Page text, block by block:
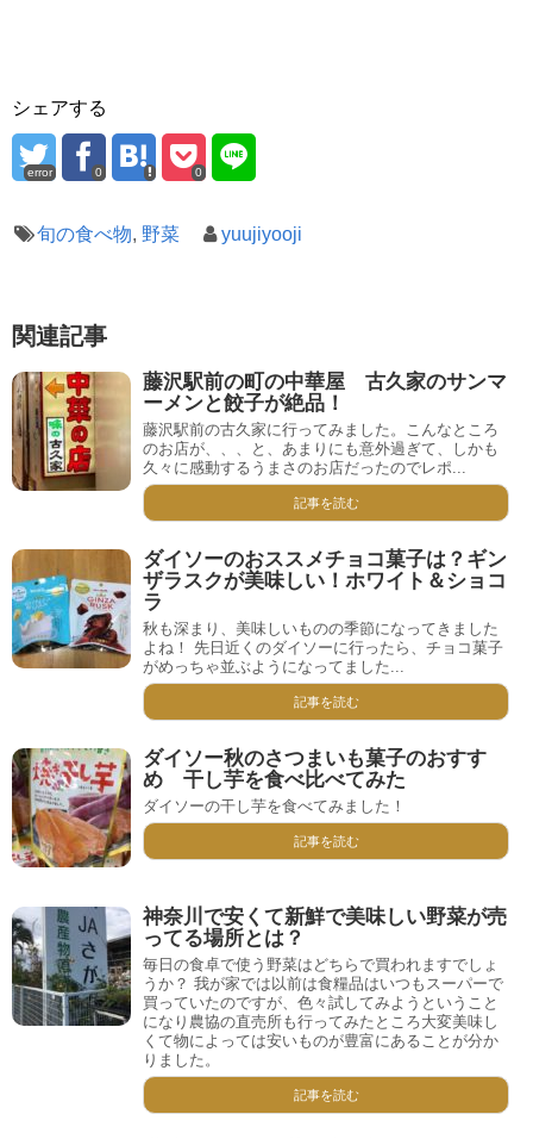
シェアする
error 0 0
旬の食べ物, 野菜 yuujiyooji
関連記事
藤沢駅前の町の中華屋 古久家のサンマ
ーメンと餃子が絶品！
藤沢駅前の古久家に行ってみました。こんなところ
のお店が、、、と、あまりにも意外過ぎて、しかも
久々に感動するうまさのお店だったのでレポ...
記事を読む
ダイソーのおススメチョコ菓子は？ギン
ザラスクが美味しい！ホワイト＆ショコ
ラ
秋も深まり、美味しいものの季節になってきました
よね！ 先日近くのダイソーに行ったら、チョコ菓子
がめっちゃ並ぶようになってました...
記事を読む
ダイソー秋のさつまいも菓子のおすす
め 干し芋を食べ比べてみた
ダイソーの干し芋を食べてみました！
記事を読む
神奈川で安くて新鮮で美味しい野菜が売
ってる場所とは？
毎日の食卓で使う野菜はどちらで買われますでしょ
うか？ 我が家では以前は食糧品はいつもスーパーで
買っていたのですが、色々試してみようということ
になり農協の直売所も行ってみたところ大変美味し
くて物によっては安いものが豊富にあることが分か
りました。
記事を読む